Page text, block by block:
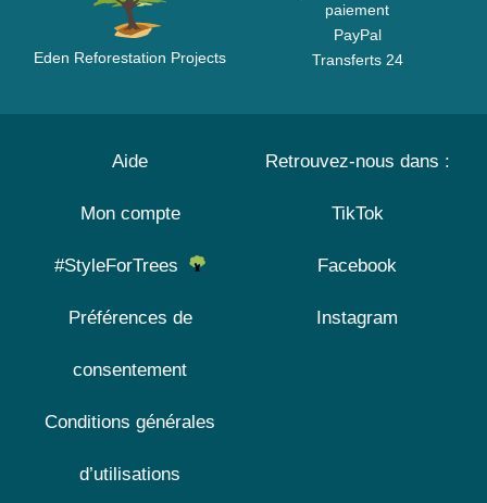
Eden Reforestation Projects
paiement
PayPal
Transferts 24
Aide
Mon compte
#StyleForTrees
Préférences de
consentement
Conditions générales
d’utilisations
Retrouvez-nous dans :
TikTok
Facebook
Instagram